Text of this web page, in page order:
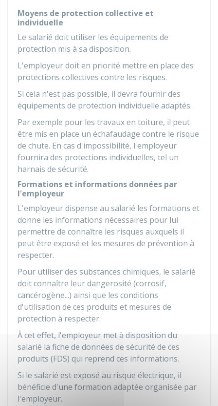
Moyens de protection collective et
individuelle
Le salarié doit utiliser les équipements de
protection mis à sa disposition.
L'employeur doit en priorité mettre en place des
protections collectives contre les risques.
Si cela n'est pas possible, il devra fournir des
équipements de protection individuelle adaptés.
Par exemple pour les travaux en toiture, il peut
être mis en place un échafaudage contre le risque
de chute. En cas d'impossibilité, l'employeur
fournira des protections individuelles, tel un
harnais de sécurité.
Formations et informations données par
l'employeur
L'employeur dispense au salarié les formations et
donne les informations nécessaires pour lui
permettre de connaître les risques auxquels il
peut être exposé et les mesures de prévention à
respecter.
Pour utiliser des substances chimiques, le salarié
doit connaître leur dangerosité (corrosif,
cancérogène...) ainsi que les conditions
d'utilisation de ces produits et mesures de
protection à respecter.
À cet effet, l'employeur met à disposition du
salarié la fiche de données de sécurité de ces
produits (FDS) qui reprend ces informations.
Si le salarié est exposé au risque électrique, il
bénéficie d'une formation adaptée organisée par
l'employeur.